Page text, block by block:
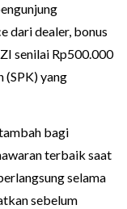
dari dealer, bonus
senilai Rp500.000
(SPK) yang
bagi
terbaik saat
selama
sebelum